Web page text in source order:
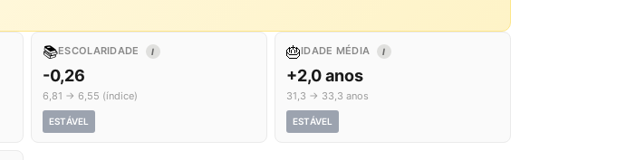
📚ESCOLARIDADE I
-0,26
6,81 → 6,55 (índice)
ESTÁVEL
🎂IDADE MÉDIA I
+2,0 anos
31,3 → 33,3 anos
ESTÁVEL